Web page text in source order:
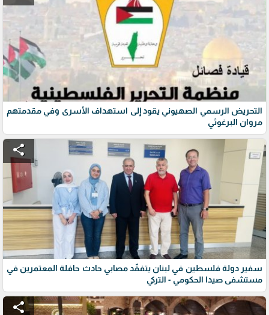
التحريض الرسمي الصهيوني يقود إلى استهداف الأسرى وفي مقدمتهم
مروان البرغوثي
share
سفير دولة فلسطين في لبنان يتفقّد مصابي حادث حافلة المعتمرين في
مستشفى صيدا الحكومي - التركي
share